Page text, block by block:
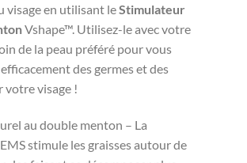
visage en utilisant leStimulateur
Vshape™. Utilisez-le avec votre
de la peau préféré pour vous
des germes et des
votre visage !
au double menton – La
stimule les graisses autour de